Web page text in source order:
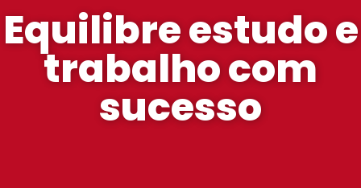
Equilibre estudo e
trabalho com
sucesso